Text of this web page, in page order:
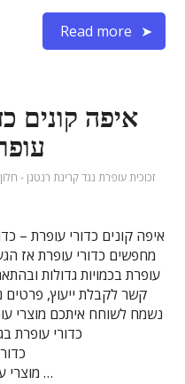
Read more
איפה קונים
זכוכית עופרת נגד קרינת רנטגן -
איפה קונים כדורי עופרת –
מחפשים כדורי עופרת אז
עופרת בכמויות גדולות
קשר לקבלת ייעוץ, פרטים
נשמח לשוחח איתכם מוצרי
כדורי עופרת
מוצרי עופרת וכן כדורי עופרת אתם מוזמנים …